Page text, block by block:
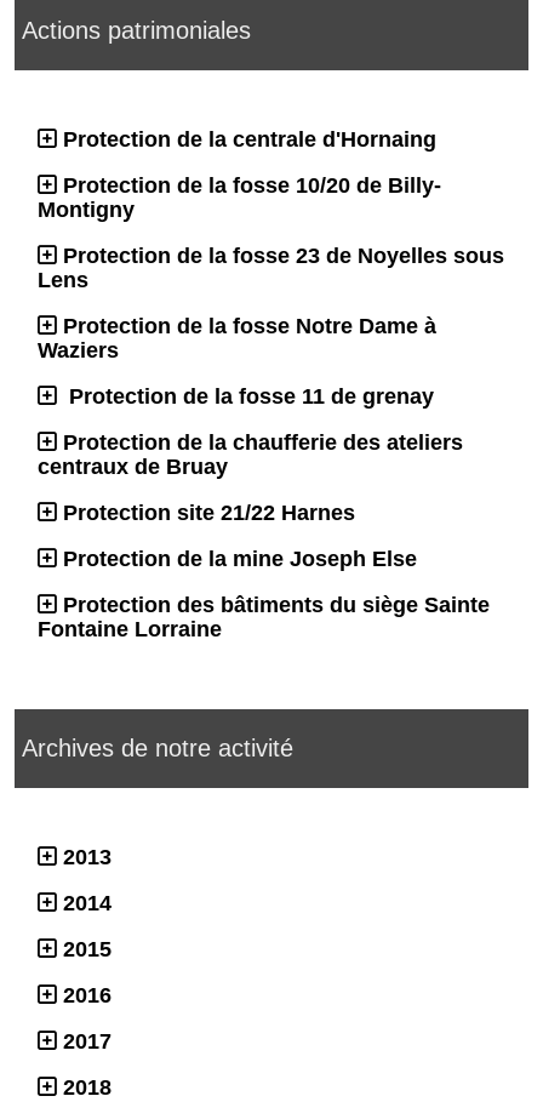
Actions patrimoniales
Protection de la centrale d'Hornaing
Protection de la fosse 10/20 de Billy-
Montigny
Protection de la fosse 23 de Noyelles sous
Lens
Protection de la fosse Notre Dame à
Waziers
Protection de la fosse 11 de grenay
Protection de la chaufferie des ateliers
centraux de Bruay
Protection site 21/22 Harnes
Protection de la mine Joseph Else
Protection des bâtiments du siège Sainte
Fontaine Lorraine
Archives de notre activité
2013
2014
2015
2016
2017
2018